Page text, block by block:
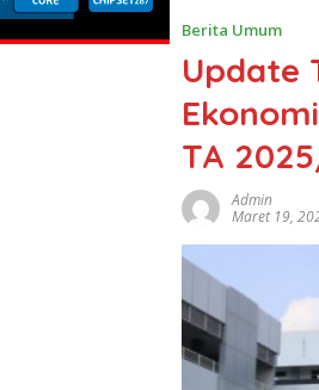
Berita Umum
Update
TA
Admin
Maret 19,